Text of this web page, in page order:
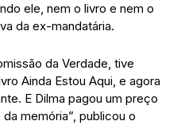
ele, nem o livro e nem o
da ex-mandatária.
da Verdade, tive
Ainda Estou Aqui, e agora
E Dilma pagou um preço
memória”, publicou o